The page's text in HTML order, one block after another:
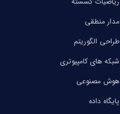
مدار منطقی
طراحی الگوریتم
شبکه های کامپیوتری
هوش مصنوعی
پایگاه داده